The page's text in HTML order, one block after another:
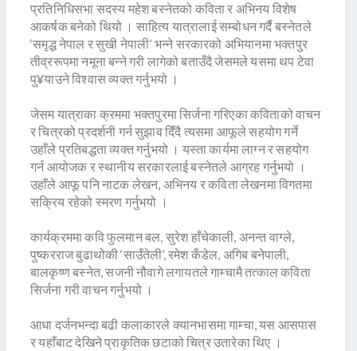
प्रतिनिधिसभा सदस्य महेश बस्नेतको कविता र अभिनय विशेष
आकर्षक बनेको थियो । साहित्य यात्रालाई सम्बोधन गर्दै बस्नेतले
‘समृद्ध नेपाल र सुखी नेपाली’ भन्ने सरकारको अभियानमा भक्तपुर
तीव्ररूपमा नमूना बन्ने गरी लागेको बताउँदै जेसमले यसमा थप टेवा
पु¥याउने विश्वास व्यक्त गर्नुभयो ।
जेसम यात्राका क्रममा भक्तपुरमा सिर्जना गरिएका कविताको वाचन
र चित्रको प्रदर्शनी गर्न सुझाव दिँदै त्यसमा आफूले सहयोग गर्ने
उहाँले प्रतिबद्धता व्यक्त गर्नुभयो । यस्ता कार्यमा लाग्न र सहयोग
गर्न आयोजक र स्थानीय सरकारलाई बस्नेतले आग्रह गर्नुभयो ।
उहाँले आफू पनि नाटक लेखन, अभिनय र कविता लेखनमा विगतमा
सक्रिय रहेको स्मरण गर्नुभयो ।
कार्यक्रममा कवि फुलमान बल, सुरेश हाँचेकाली, अनन्त वाग्ले,
पुष्करराज बुढाथोकी ‘साउँतेली’, रमेश कँडेल, अगिब बनेपाली,
बालकृष्ण बस्नेत, सजनी नौवागे लगायतले गाम्चामै तत्काल कविता
सिर्जना गरी वाचन गर्नुभयो ।
आधा दर्जनभन्दा बढी कलाकारले क्यानभासमा गाम्चा, यस आसपास
र यहाँबाट देखिने प्राकृतिक छटाको चित्र उतारेका थिए ।